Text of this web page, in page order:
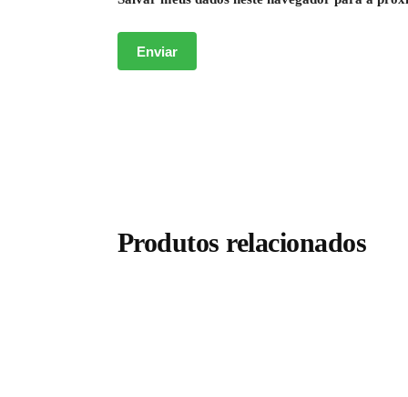
Produtos relacionados